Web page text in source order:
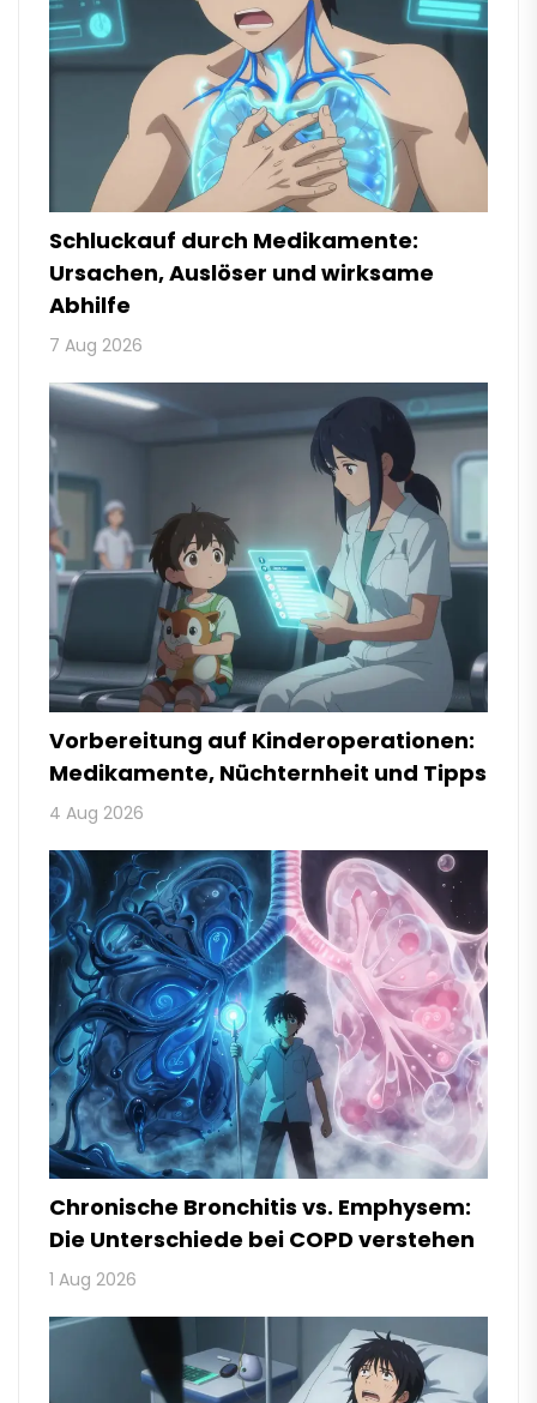
Schluckauf durch Medikamente:
Ursachen, Auslöser und wirksame
Abhilfe
7 Aug 2026
Vorbereitung auf Kinderoperationen:
Medikamente, Nüchternheit und Tipps
4 Aug 2026
Chronische Bronchitis vs. Emphysem:
Die Unterschiede bei COPD verstehen
1 Aug 2026